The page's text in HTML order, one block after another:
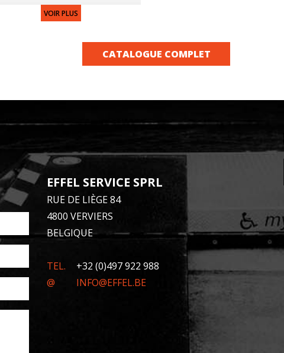
VOIR PLUS
CATALOGUE COMPLET
EFFEL SERVICE SPRL
RUE DE LIÈGE 84
4800 VERVIERS
BELGIQUE
TEL.
+32 (0)497 922 988
@
INFO@EFFEL.BE